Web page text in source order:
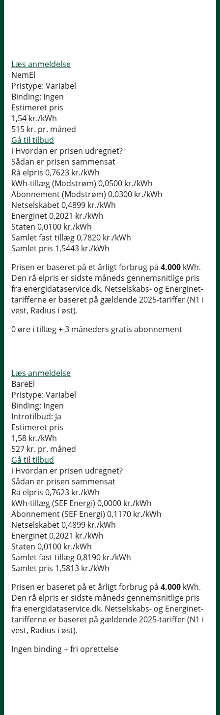
Læs anmeldelse
NemEl
Pristype: Variabel
Binding: Ingen
Estimeret pris
1,54 kr./kWh
515 kr. pr. måned
Gå til tilbud
i Hvordan er prisen udregnet?
Sådan er prisen sammensat
Rå elpris 0,7623 kr./kWh
kWh-tillæg (Modstrøm) 0,0500 kr./kWh
Abonnement (Modstrøm) 0,0300 kr./kWh
Netselskabet0,4899 kr./kWh
Energinet0,2021 kr./kWh
Staten 0,0100 kr./kWh
Samlet fast tillæg0,7820 kr./kWh
Samlet pris 1,5443 kr./kWh
Prisen er baseret på et årligt forbrug på 4.000 kWh.
Den rå elpris er sidste måneds gennemsnitlige pris
fra energidataservice.dk. Netselskabs- og Energinet-
tarifferne er baseret på gældende 2025-tariffer (N1 i
vest, Radius i øst).
0 øre i tillæg + 3 måneders gratis abonnement
Læs anmeldelse
BareEl
Pristype: Variabel
Binding: Ingen
Introtilbud: Ja
Estimeret pris
1,58 kr./kWh
527 kr. pr. måned
Gå til tilbud
i Hvordan er prisen udregnet?
Sådan er prisen sammensat
Rå elpris 0,7623 kr./kWh
kWh-tillæg (SEF Energi) 0,0000 kr./kWh
Abonnement (SEF Energi) 0,1170 kr./kWh
Netselskabet0,4899 kr./kWh
Energinet0,2021 kr./kWh
Staten 0,0100 kr./kWh
Samlet fast tillæg0,8190 kr./kWh
Samlet pris 1,5813 kr./kWh
Prisen er baseret på et årligt forbrug på 4.000 kWh.
Den rå elpris er sidste måneds gennemsnitlige pris
fra energidataservice.dk. Netselskabs- og Energinet-
tarifferne er baseret på gældende 2025-tariffer (N1 i
vest, Radius i øst).
Ingen binding + fri oprettelse